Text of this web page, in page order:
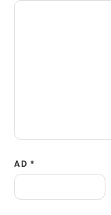
AD *